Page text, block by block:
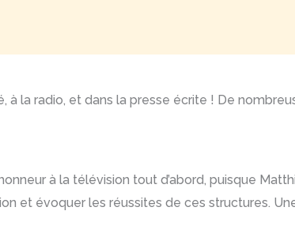
la radio, et dans la presse écrite ! De
à la télévision tout d’abord, puisque
et évoquer les réussites de ces structures.